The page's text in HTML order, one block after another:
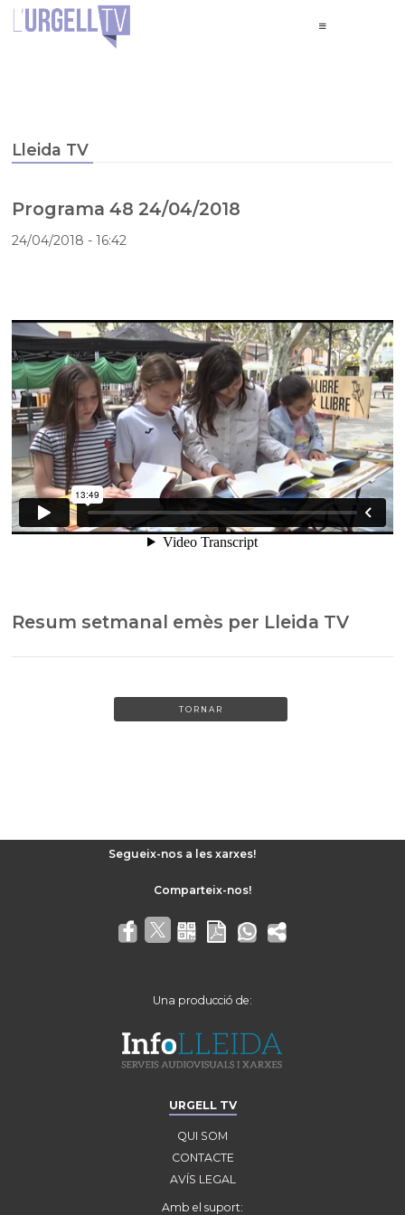
Lleida TV
Programa 48 24/04/2018
24/04/2018- 16:42
Resum setmanal emès per Lleida TV
TORNAR
Segueix-nos a les xarxes!
Una producció de:
URGELL TV
QUI SOM
CONTACTE
AVÍS LEGAL
Amb el suport: